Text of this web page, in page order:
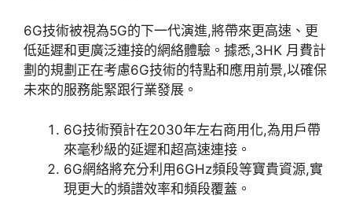
6G技術被視為5G的下一代演進,將帶來更高速、更
低延遲和更廣泛連接的網絡體驗。據悉,3HK 月費計
劃的規劃正在考慮6G技術的特點和應用前景,以確保
未來的服務能緊跟行業發展。
6G技術預計在2030年左右商用化,為用戶帶
來毫秒級的延遲和超高速連接。
6G網絡將充分利用6GHz頻段等寶貴資源,實
現更大的頻譜效率和頻段覆蓋。